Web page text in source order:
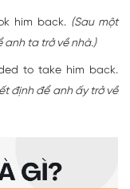
him back. (Sau một
ta trở về nhà.)
to take him back.
định để anh ấy trở về